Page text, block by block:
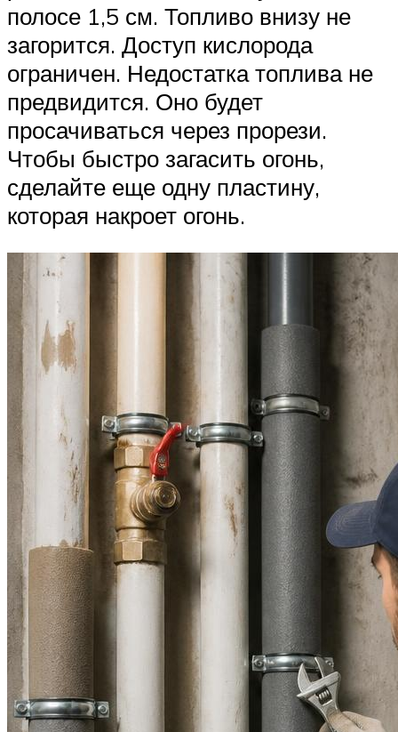
полосе 1,5 см. Топливо внизу не
загорится. Доступ кислорода
ограничен. Недостатка топлива не
предвидится. Оно будет
просачиваться через прорези.
Чтобы быстро загасить огонь,
сделайте еще одну пластину,
которая накроет огонь.